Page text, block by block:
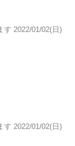
す 2022/01/02(日)
す 2022/01/02(日)